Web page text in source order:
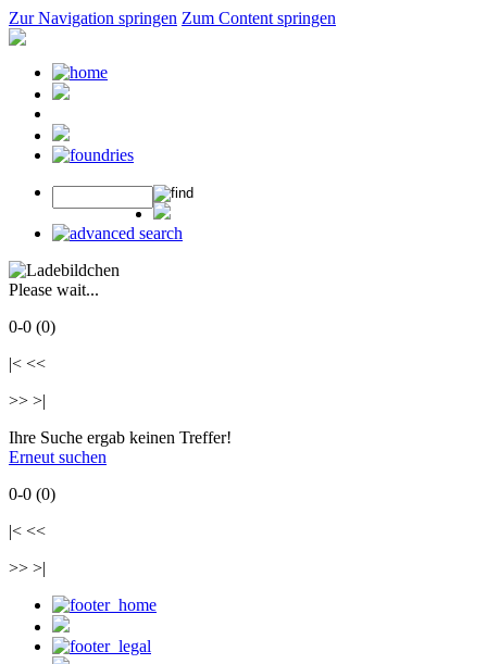
Zur Navigation springen Zum Content springen
Please wait...
0-0 (0)
|< <<
>> >|
Ihre Suche ergab keinen Treffer!
Erneut suchen
0-0 (0)
|< <<
>> >|